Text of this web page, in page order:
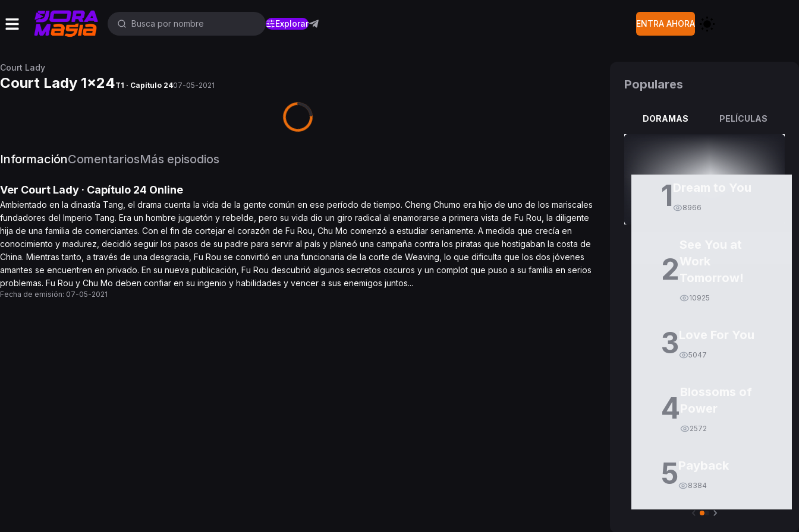
Explorar ENTRA AHORA
Court Lady
Court Lady 1x24T1 · Capítulo 2407-05-2021
InformaciónComentariosMás episodios
Ver Court Lady · Capítulo 24 Online
Ambientado en la dinastía Tang, el drama cuenta la vida de la gente común en ese período de tiempo. Cheng Chumo era hijo de uno de los mariscales
fundadores del Imperio Tang. Era un hombre juguetón y rebelde, pero su vida dio un giro radical al enamorarse a primera vista de Fu Rou, la diligente
hija de una familia de comerciantes. Con el fin de cortejar el corazón de Fu Rou, Chu Mo comenzó a estudiar seriamente. A medida que crecía en
conocimiento y madurez, decidió seguir los pasos de su padre para servir al país y planeó una campaña contra los piratas que hostigaban la costa de
China. Mientras tanto, a través de una desgracia, Fu Rou se convirtió en una funcionaria de la corte de Weaving, lo que dificulta que los dos jóvenes
amantes se encuentren en privado. En su nueva publicación, Fu Rou descubrió algunos secretos oscuros y un complot que puso a su familia en serios
problemas. Fu Rou y Chu Mo deben confiar en su ingenio y habilidades y vencer a sus enemigos juntos...
Fecha de emisión: 07-05-2021
Populares
DORAMAS PELÍCULAS
1 8966
2
10925
3 5047
4
2572
5 8384